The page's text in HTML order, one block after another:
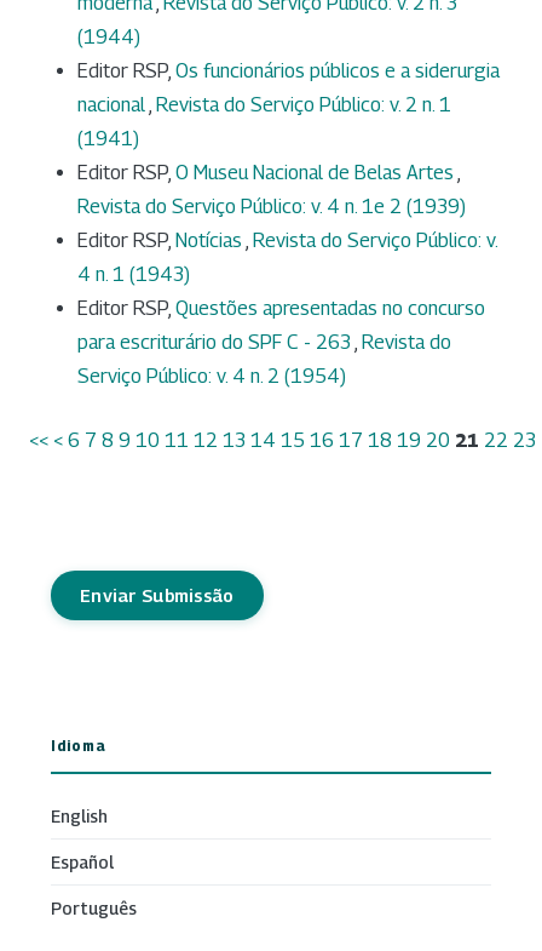
(1944)
Editor RSP, Os funcionários públicos e a siderurgia
nacional Revista do Serviço Público: v. 2 n. 1
(1941)
Editor RSP, O Museu Nacional de Belas Artes
Revista do Serviço Público: v. 4 n. 1e 2 (1939)
Editor RSP, Notícias Revista do Serviço Público: v.
4 n. 1 (1943)
Editor RSP, Questões apresentadas no concurso
para escriturário do SPF C - 263 Revista do
Serviço Público: v. 4 n. 2 (1954)
<< < 6 7 8 9 10 11 12 13 14 15 16 17 18 19 20 21 22 23
Enviar Submissão
Idioma
English
Español
Português